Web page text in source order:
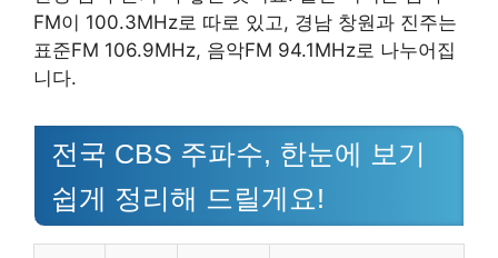
FM이 100.3MHz로 따로 있고, 경남 창원과 진주는
표준FM 106.9MHz, 음악FM 94.1MHz로 나누어집
니다.
전국 CBS 주파수, 한눈에 보기
쉽게 정리해 드릴게요!